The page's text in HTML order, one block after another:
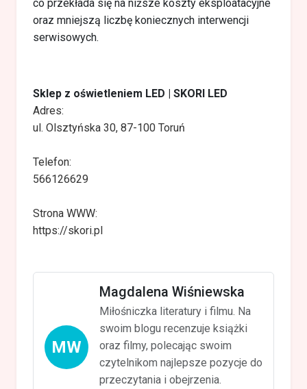
co przekłada się na niższe koszty eksploatacyjne
oraz mniejszą liczbę koniecznych interwencji
serwisowych.
Sklep z oświetleniem LED | SKORI LED
Adres:
ul. Olsztyńska 30, 87-100 Toruń
Telefon:
566126629
Strona WWW:
https://skori.pl
MW
Magdalena Wiśniewska
Miłośniczka literatury i filmu. Na
swoim blogu recenzuje książki
oraz filmy, polecając swoim
czytelnikom najlepsze pozycje do
przeczytania i obejrzenia.